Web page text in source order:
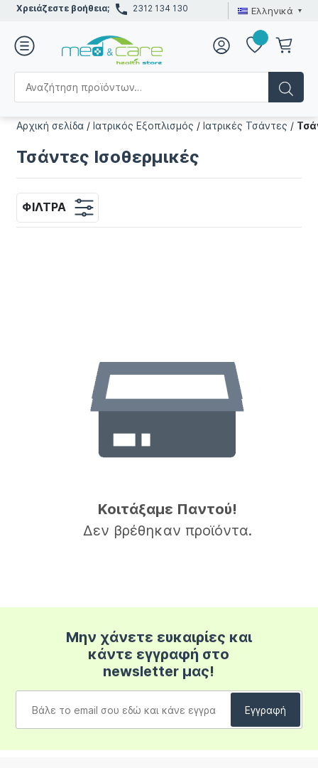
Χρειάζεστε βοήθεια; 2312 134 130 Ελληνικά
Αρχική σελίδα /Ιατρικός Εξοπλισμός /Ιατρικές Τσάντες /
Τσάντες Ισοθερμικές
ΦΊΛΤΡΑ
Κοιτάξαμε Παντού!
Δεν βρέθηκαν προϊόντα.
Μην χάνετε ευκαιρίες και
κάντε εγγραφή στο
newsletter μας!